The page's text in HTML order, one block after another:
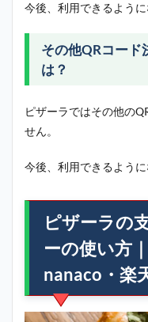
今後、利用できるよう
その他QRコード
は？
ピザーラではその他の
せん。
今後、利用できるよう
ピザーラの
ーの使い方
nanaco・楽